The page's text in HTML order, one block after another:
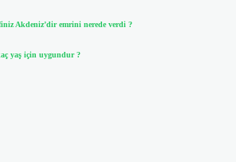
Akdeniz’dir emrini nerede verdi ?
yaş için uygundur ?